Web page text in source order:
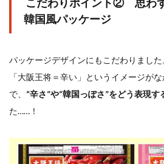
韓国風パッケージ
パッケージデザインにもこだわりました
「大阪王将＝辛い」というイメージが
で、 “辛さ”や“韓国っぽさ”をどう表現す
た……！